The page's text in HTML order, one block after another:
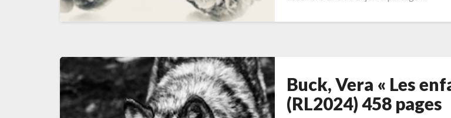
Buck,
Vera
« Les
Buck, Vera « Les
(RL2024) 458 pages